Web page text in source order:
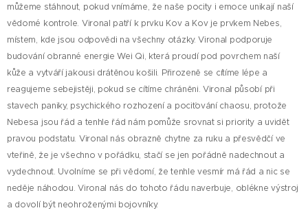
můžeme stáhnout, pokud vnímáme, že naše pocity i emoce unikají naší
vědomé kontrole. Vironal patří k prvku Kov a Kov je prvkem Nebes,
místem, kde jsou odpovědi na všechny otázky. Vironal podporuje
budování obranné energie Wei Qi, která proudí pod povrchem naší
kůže a vytváří jakousi drátěnou košili. Přirozeně se cítíme lépe a
reagujeme sebejistěji, pokud se cítíme chráněni. Vironal působí při
stavech paniky, psychického rozhození a pociťování chaosu, protože
Nebesa jsou řád a tenhle řád nám pomůže srovnat si priority a uvidět
pravou podstatu. Vironal nás obrazně chytne za ruku a přesvědčí ve
vteřině, že je všechno v pořádku, stačí se jen pořádně nadechnout a
vydechnout. Uvolníme se při vědomí, že tenhle vesmír má řád a nic se
neděje náhodou. Vironal nás do tohoto řádu naverbuje, oblékne výstroj
a dovolí být neohroženými bojovníky.